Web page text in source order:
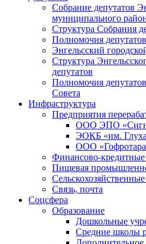
Собрание депутатов
муниципального
Структура Собрания
Полномочия
Энгельсский
Структура
депутатов
Полномочия
Совета
Инфраструктура
Предприятия
ООО ЭПО
ЭОКБ «им.
ООО
Финансово-
Пищевая
Связь, почта
Соцсфера
Образование
Дошкольные
Средние школы